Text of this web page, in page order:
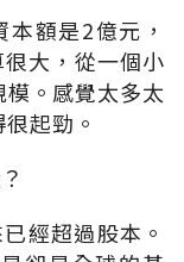
額是2億元，
大，從一個小
。感覺太多太
起勁。
經超過股本。